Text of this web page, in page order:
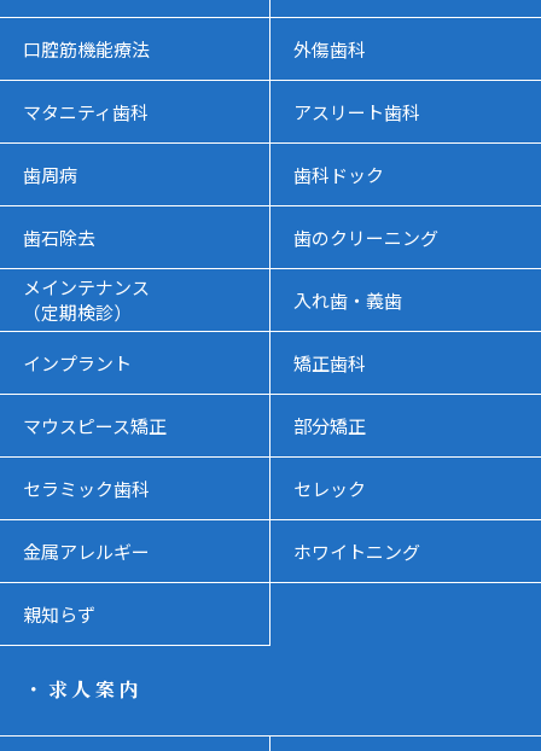
口腔筋機能療法 外傷歯科
マタニティ歯科 アスリート歯科
歯周病 歯科ドック
歯石除去
歯のクリーニング
メインテナンス
（定期検診）
入れ歯・義歯
インプラント 矯正歯科
マウスピース矯正 部分矯正
セラミック歯科 セレック
金属アレルギー ホワイトニング
親知らず
・求人案内